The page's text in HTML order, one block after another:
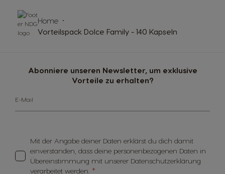
Abonniere unseren Newsletter, um exklusive
Vorteile zu erhalten?
E-Mail
Mit der Angabe deiner Daten erklärst du dich damit
einverstanden, dass deine personenbezogenen Daten in
Übereinstimmung mit unserer Datenschutzerklärung
verarbeitet werden.
Home
Vorteilspack Dolce Family - 140 Kapseln